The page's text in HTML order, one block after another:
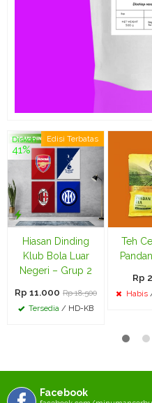
Edisi Terbatas
Diskon
41%
Hiasan Dinding
Klub Bola Luar
Negeri – Grup 2
Rp 11.000 Rp 18.500
Tersedia / HD-KB
Teh
Rp
Habis
Facebook